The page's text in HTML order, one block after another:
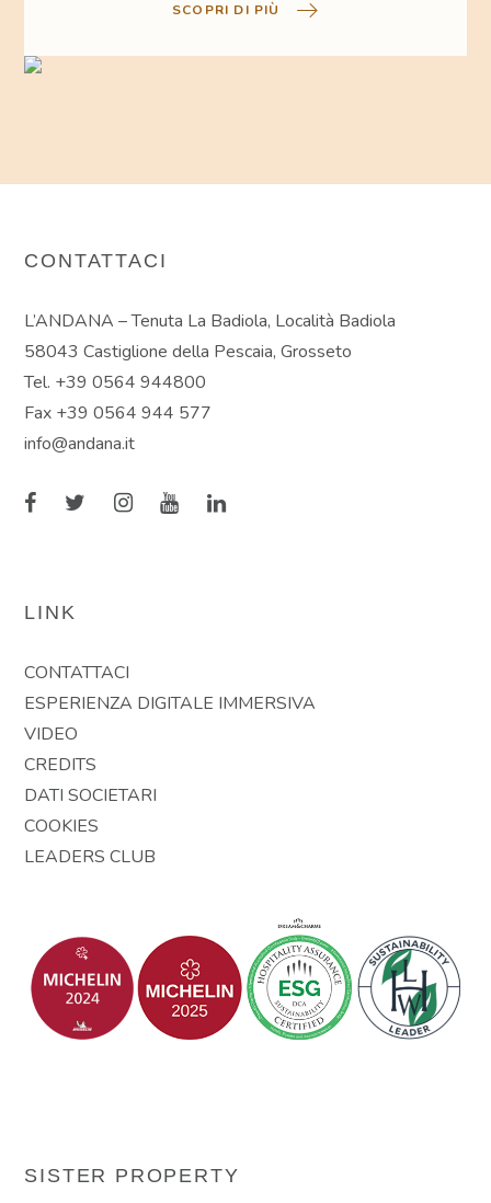
SCOPRI DI PIÙ
CONTATTACI
L’ANDANA – Tenuta La Badiola, Località Badiola
58043 Castiglione della Pescaia, Grosseto
Tel. +39 0564 944800
Fax +39 0564 944 577
info@andana.it
LINK
CONTATTACI
ESPERIENZA DIGITALE IMMERSIVA
VIDEO
CREDITS
DATI SOCIETARI
COOKIES
LEADERS CLUB
SISTER PROPERTY